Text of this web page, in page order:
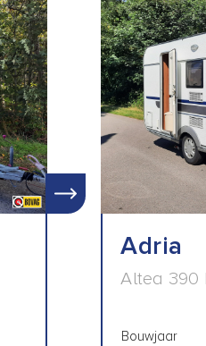
Adria
Altea 390
Bouwjaar